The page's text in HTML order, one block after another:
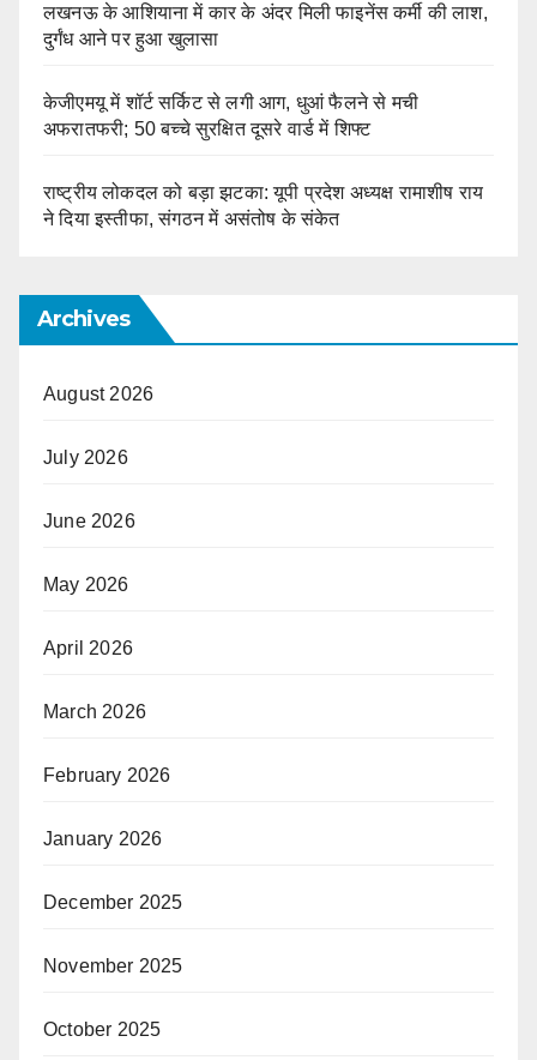
लखनऊ के आशियाना में कार के अंदर मिली फाइनेंस कर्मी की लाश,
दुर्गंध आने पर हुआ खुलासा
केजीएमयू में शॉर्ट सर्किट से लगी आग, धुआं फैलने से मची
अफरातफरी; 50 बच्चे सुरक्षित दूसरे वार्ड में शिफ्ट
राष्ट्रीय लोकदल को बड़ा झटका: यूपी प्रदेश अध्यक्ष रामाशीष राय
ने दिया इस्तीफा, संगठन में असंतोष के संकेत
Archives
August 2026
July 2026
June 2026
May 2026
April 2026
March 2026
February 2026
January 2026
December 2025
November 2025
October 2025